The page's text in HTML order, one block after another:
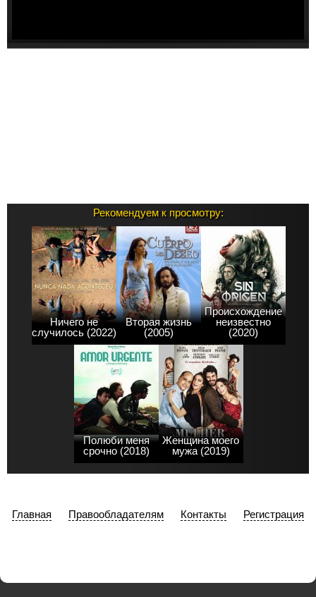
Рекомендуем к просмотру:
Ничего не
случилось (2022)
Вторая жизнь
(2005)
Происхождение
неизвестно
(2020)
Полюби меня
срочно (2018)
Женщина моего
мужа (2019)
Главная Правообладателям Контакты Регистрация